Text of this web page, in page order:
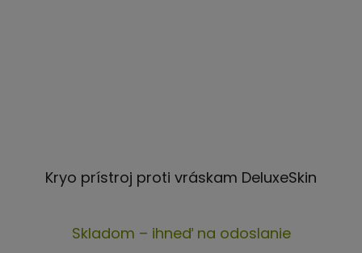
Kryo prístroj proti vráskam DeluxeSkin
hodnotenie
Skladom – ihneď na odoslanie